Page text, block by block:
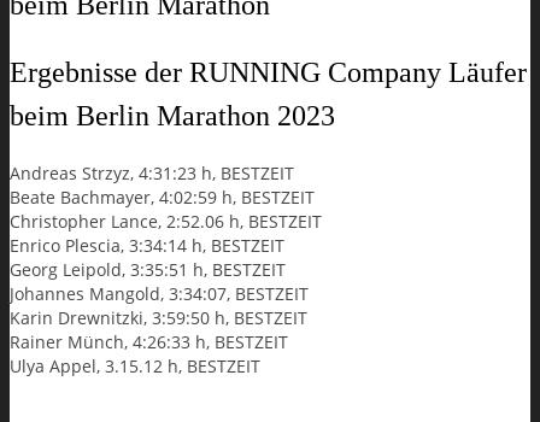
Ergebnisse der RUNNING Company Läufer
beim Berlin Marathon 2023
Andreas Strzyz, 4:31:23 h, BESTZEIT
Beate Bachmayer, 4:02:59 h, BESTZEIT
Christopher Lance, 2:52.06 h, BESTZEIT
Enrico Plescia, 3:34:14 h, BESTZEIT
Georg Leipold, 3:35:51 h, BESTZEIT
Johannes Mangold, 3:34:07, BESTZEIT
Karin Drewnitzki, 3:59:50 h, BESTZEIT
Rainer Münch, 4:26:33 h, BESTZEIT
Ulya Appel, 3.15.12 h, BESTZEIT